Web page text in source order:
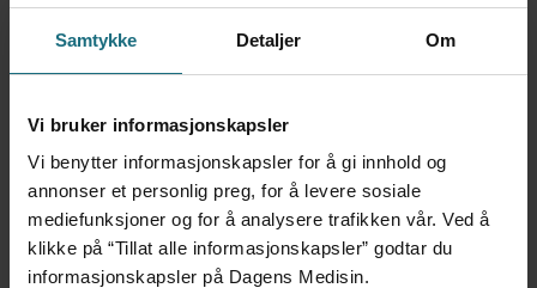
Samtykke Detaljer Om
Vi bruker informasjonskapsler
Vi benytter informasjonskapsler for å gi innhold og
annonser et personlig preg, for å levere sosiale
mediefunksjoner og for å analysere trafikken vår. Ved å
klikke på “Tillat alle informasjonskapsler” godtar du
informasjonskapsler på Dagens Medisin.
Kliniske studier kommer ikke
til land bare fordi de er gode på
forskning